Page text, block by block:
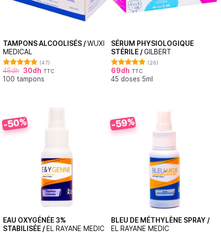
TAMPONS ALCOOLISÉS /WUXI
MEDICAL
Note 4.87
sur 5
(47)
48dh 30dh TTC
100 tampons
SÉRUM PHYSIOLOGIQUE
STÉRILE /GILBERT
Note4.81
sur 5
(26)
69dh TTC
45 doses 5ml
-50%
EAU OXYGÉNÉE 3%
STABILISÉE / EL RAYANE MEDIC
-59%
BLEU DE MÉTHYLÈNE SPRAY /
EL RAYANE MEDIC